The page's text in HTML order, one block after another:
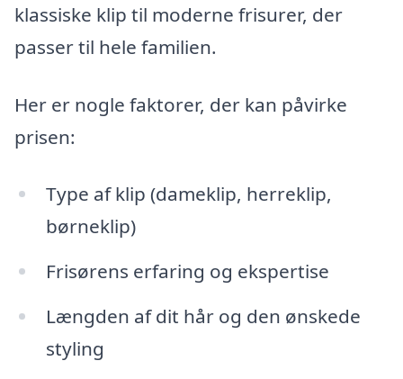
klassiske klip til moderne frisurer, der
passer til hele familien.
Her er nogle faktorer, der kan påvirke
prisen:
Type af klip (dameklip, herreklip,
børneklip)
Frisørens erfaring og ekspertise
Længden af dit hår og den ønskede
styling